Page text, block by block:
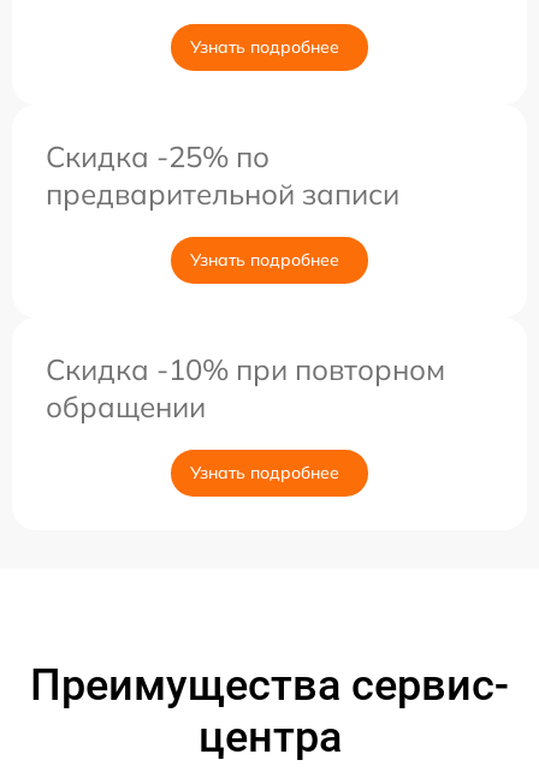
Узнать подробнее
Скидка -25% по
предварительной записи
Узнать подробнее
Скидка -10% при повторном
обращении
Узнать подробнее
Преимущества сервис-
центра